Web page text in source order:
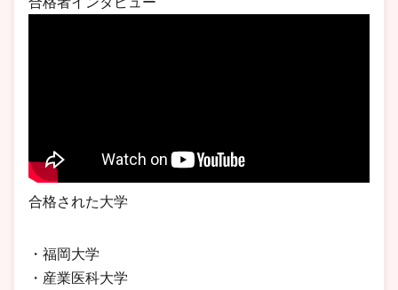
合格された大学
・福岡大学
・産業医科大学